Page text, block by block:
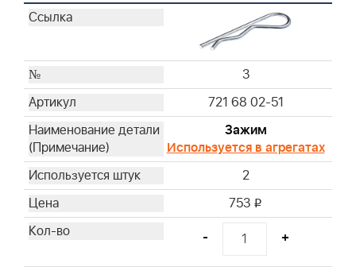
3
721 68 02-51
Зажим
Используется в агрегатах
2
753 i
- +